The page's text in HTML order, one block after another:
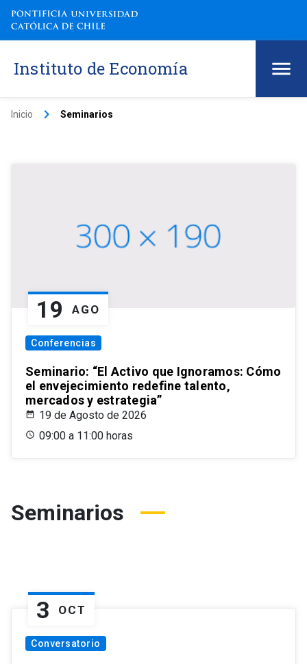
Instituto de Economía
Inicio keyboard_arrow_right Seminarios
19 AGO
Conferencias
Seminario: “El Activo que Ignoramos: Cómo
el envejecimiento redefine talento,
mercados y estrategia”
19 de Agosto de 2026
09:00 a 11:00 horas
Seminarios
3 OCT
Conversatorio